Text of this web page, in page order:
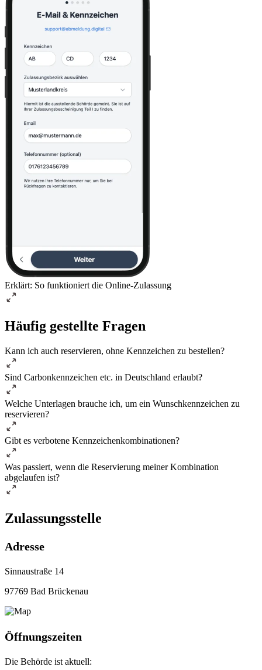
Erklärt: So funktioniert die Online-Zulassung
Häufig gestellte Fragen
Kann ich auch reservieren, ohne Kennzeichen zu bestellen?
Sind Carbonkennzeichen etc. in Deutschland erlaubt?
Welche Unterlagen brauche ich, um ein Wunschkennzeichen zu
reservieren?
Gibt es verbotene Kennzeichenkombinationen?
Was passiert, wenn die Reservierung meiner Kombination
abgelaufen ist?
Zulassungsstelle
Adresse
Sinnaustraße 14
97769 Bad Brückenau
Öffnungszeiten
Die Behörde ist aktuell: